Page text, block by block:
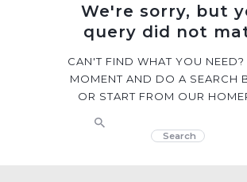
Transparencia
Contacto
We're sorry, but
query did not
CAN'T FIND WHAT YOU NEED?
MOMENT AND DO A SEARCH
OR START FROM OUR